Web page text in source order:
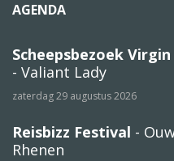
AGENDA
Scheepsbezoek
- Valiant Lady
zaterdag 29 augustus 2026
Reisbizz Festival -
Rhenen